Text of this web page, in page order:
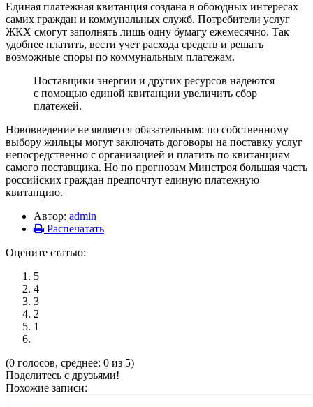
Единая платежная квитанция создана в обоюдных интересах
самих граждан и коммунальных служб. Потребители услуг
ЖКХ смогут заполнять лишь одну бумагу ежемесячно. Так
удобнее платить, вести учет расхода средств и решать
возможные споры по коммунальным платежам.
Поставщики энергии и других ресурсов надеются
с помощью единой квитанции увеличить сбор
платежей.
Нововведение не является обязательным: по собственному
выбору жильцы могут заключать договоры на поставку услуг
непосредственно с организацией и платить по квитанциям
самого поставщика. Но по прогнозам Минстроя большая часть
российских граждан предпочтут единую платежную
квитанцию.
Автор: admin
Распечатать
Оцените статью:
5
4
3
2
1
(0 голосов, среднее: 0 из 5)
Поделитесь с друзьями!
Похожие записи: